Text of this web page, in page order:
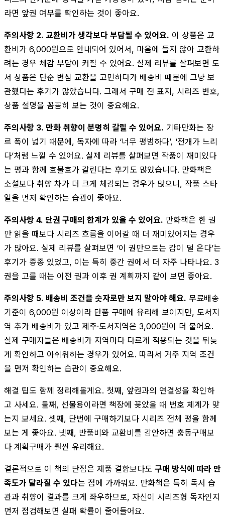
라면 앞권 여부를 확인하는 것이 좋아요.
주의사항 2. 교환비가 생각보다 부담될 수 있어요. 이 상품은 교
환비가 6,000원으로 안내되어 있어서, 마음에 들지 않아 교환하
려는 경우 체감 부담이 커질 수 있어요. 실제 리뷰를 살펴보면 도
서 상품은 단순 변심 교환을 고민하다가 배송비 때문에 그냥 보
관했다는 후기가 많았습니다. 그래서 구매 전 표지, 시리즈 번호,
상품 설명을 꼼꼼히 보는 것이 중요해요.
주의사항 3. 만화 취향이 분명히 갈릴 수 있어요. 기타만화는 장
르 폭이 넓기 때문에, 독자에 따라 ‘너무 평범하다’, ‘전개가 느리
다’처럼 느낄 수 있어요. 실제 리뷰를 살펴보면 작품이 재미있다
는 평과 함께 호불호가 갈린다는 후기도 많았습니다. 만화책은
소설보다 취향 차가 더 크게 체감되는 경우가 많으니, 작품 스타
일을 먼저 확인하는 습관이 좋아요.
주의사항 4. 단권 구매의 한계가 있을 수 있어요. 만화책은 한 권
만 읽을 때보다 시리즈 흐름을 이어갈 때 더 재미있어지는 경우
가 많아요. 실제 리뷰를 살펴보면 ‘이 권만으로는 감이 덜 온다’는
후기가 종종 있었고, 이는 특히 중간 권에서 더 자주 나타나요. 3
권을 고를 때는 이전 권과 이후 권 계획까지 같이 보면 좋아요.
주의사항 5. 배송비 조건을 숫자로만 보지 말아야 해요. 무료배송
기준이 6,000원 이상이라 단품 구매에 유리해 보이지만, 도서지
역 추가 배송비가 있고 제주·도서지역은 3,000원이 더 붙어요.
실제 구매자들은 배송비가 지역마다 다르게 적용되는 것을 뒤늦
게 확인하고 아쉬워하는 경우가 있어요. 따라서 거주 지역 조건
을 먼저 확인하는 습관이 중요해요.
해결 팁도 함께 정리해볼게요. 첫째, 앞권과의 연결성을 확인하
고 사세요. 둘째, 선물용이라면 책장에 꽂았을 때 번호 체계가 맞
는지 보세요. 셋째, 단번에 구매하기보다 시리즈 전체 평을 함께
보는 게 좋아요. 넷째, 반품비와 교환비를 감안하면 충동구매보
다 계획구매가 훨씬 유리해요.
결론적으로 이 책의 단점은 제품 결함보다도 구매 방식에 따라 만
족도가 달라질 수 있다는 점에 가까워요. 만화책은 특히 독서 습
관과 취향이 결과를 크게 좌우하므로, 자신이 시리즈형 독자인지
먼저 점검해보면 실패 확률이 줄어들어요.